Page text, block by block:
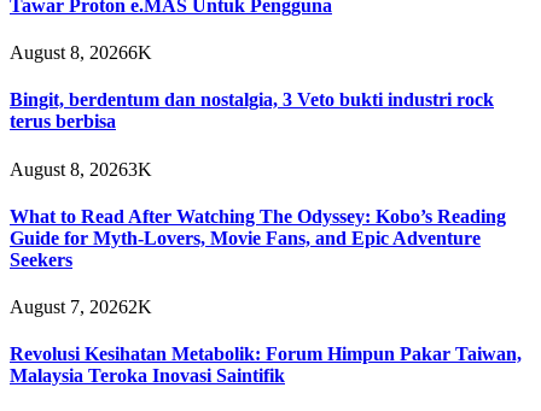
Tawar Proton e.MAS Untuk Pengguna
August 8, 20266K
Bingit, berdentum dan nostalgia, 3 Veto bukti industri rock
terus berbisa
August 8, 20263K
What to Read After Watching The Odyssey: Kobo’s Reading
Guide for Myth-Lovers, Movie Fans, and Epic Adventure
Seekers
August 7, 20262K
Revolusi Kesihatan Metabolik: Forum Himpun Pakar Taiwan,
Malaysia Teroka Inovasi Saintifik